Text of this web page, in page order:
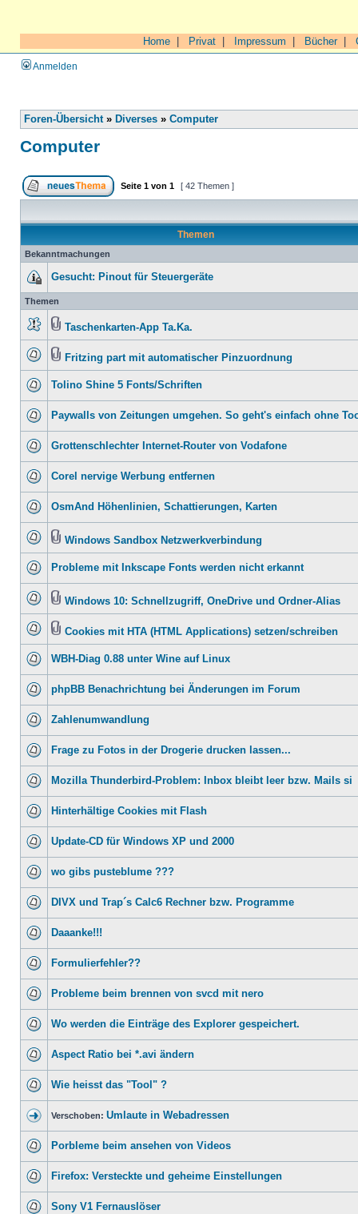
Home Privat Impressum Bücher|
Anmelden
Foren-Übersicht» Diverses » Computer
Computer
Seite 1 von 1 [ 42 Themen ]
Themen
Bekanntmachungen
Gesucht: Pinout für Steuergeräte
Themen
Taschenkarten-App Ta.Ka.
Fritzing part mit automatischer Pinzuordnung
Tolino Shine 5 Fonts/Schriften
Paywalls von Zeitungen umgehen. So geht's einfach ohne
Grottenschlechter Internet-Router von Vodafone
Corel nervige Werbung entfernen
OsmAnd Höhenlinien, Schattierungen, Karten
Windows Sandbox Netzwerkverbindung
Probleme mit Inkscape Fonts werden nicht erkannt
Windows 10: Schnellzugriff, OneDrive und Ordner-Alias
Cookies mit HTA (HTML Applications) setzen/schreiben
WBH-Diag 0.88 unter Wine auf Linux
phpBB Benachrichtung bei Änderungen im Forum
Zahlenumwandlung
Frage zu Fotos in der Drogerie drucken lassen...
Mozilla Thunderbird-Problem: Inbox bleibt leer bzw. Mails si
Hinterhältige Cookies mit Flash
Update-CD für Windows XP und 2000
wo gibs pusteblume ???
DIVX und Trap´s Calc6 Rechner bzw. Programme
Daaanke!!!
Formulierfehler??
Probleme beim brennen von svcd mit nero
Wo werden die Einträge des Explorer gespeichert.
Aspect Ratio bei *.avi ändern
Wie heisst das "Tool" ?
Verschoben: Umlaute in Webadressen
Porbleme beim ansehen von Videos
Firefox: Versteckte und geheime Einstellungen
Sony V1 Fernauslöser